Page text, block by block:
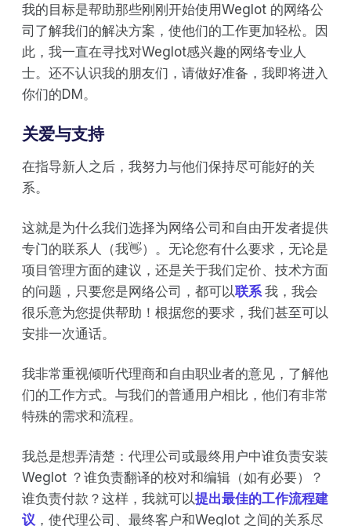
我的目标是帮助那些刚刚开始使用Weglot 的网络公
司了解我们的解决方案，使他们的工作更加轻松。因
此，我一直在寻找对Weglot感兴趣的网络专业人
士。还不认识我的朋友们，请做好准备，我即将进入
你们的DM。
关爱与支持
在指导新人之后，我努力与他们保持尽可能好的关
系。
这就是为什么我们选择为网络公司和自由开发者提供
专门的联系人（我👋）。无论您有什么要求，无论是
项目管理方面的建议，还是关于我们定价、技术方面
的问题，只要您是网络公司，都可以联系 我，我会
很乐意为您提供帮助！根据您的要求，我们甚至可以
安排一次通话。
我非常重视倾听代理商和自由职业者的意见，了解他
们的工作方式。与我们的普通用户相比，他们有非常
特殊的需求和流程。
我总是想弄清楚：代理公司或最终用户中谁负责安装
Weglot ？谁负责翻译的校对和编辑（如有必要）？
谁负责付款？这样，我就可以提出最佳的工作流程建
议 ，使代理公司、最终客户和Weglot 之间的关系尽